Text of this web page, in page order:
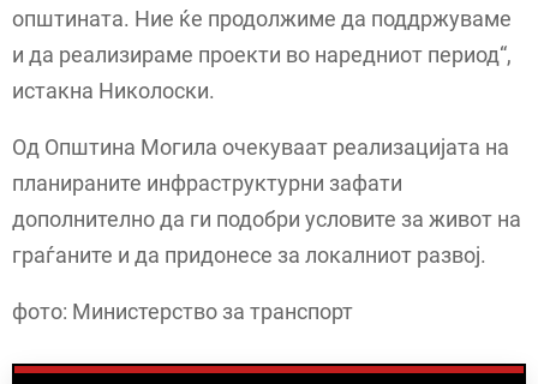
општината. Ние ќе продолжиме да поддржуваме
и да реализираме проекти во наредниот период“,
истакна Николоски.
Од Општина Могила очекуваат реализацијата на
планираните инфраструктурни зафати
дополнително да ги подобри условите за живот на
граѓаните и да придонесе за локалниот развој.
фото: Министерство за транспорт